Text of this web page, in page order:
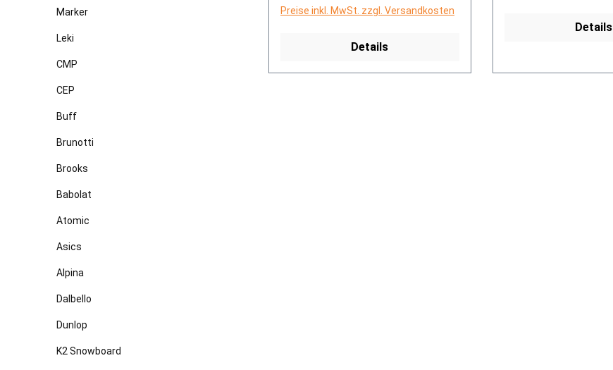
Marker
Leki
CMP
CEP
Buff
Brunotti
Brooks
Babolat
Atomic
Asics
Alpina
Dalbello
Dunlop
K2 Snowboard
Preise inkl. MwSt. zzgl. Versandkosten
Details
Details